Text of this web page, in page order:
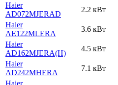
Haier
AD072MJERAD
2.2 кВт
Haier
AE122MLERA
3.6 кВт
Haier
AD162MJERA(H)
4.5 кВт
Haier
AD242MHERA
7.1 кВт
Haier